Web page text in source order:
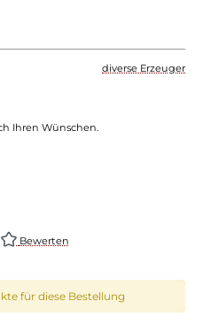
diverse Erzeuger
Ihren Wünschen.
Bewerten
für diese Bestellung